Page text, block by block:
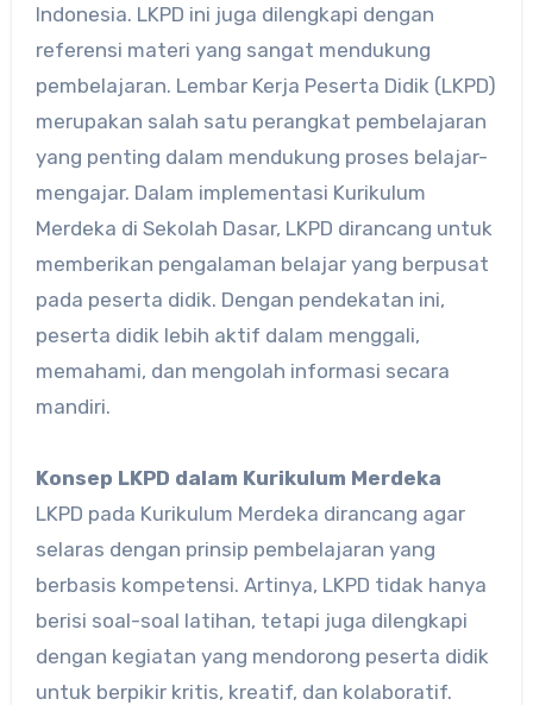
Indonesia. LKPD ini juga dilengkapi dengan
referensi materi yang sangat mendukung
pembelajaran. Lembar Kerja Peserta Didik (LKPD)
merupakan salah satu perangkat pembelajaran
yang penting dalam mendukung proses belajar-
mengajar. Dalam implementasi Kurikulum
Merdeka di Sekolah Dasar, LKPD dirancang untuk
memberikan pengalaman belajar yang berpusat
pada peserta didik. Dengan pendekatan ini,
peserta didik lebih aktif dalam menggali,
memahami, dan mengolah informasi secara
mandiri.
Konsep LKPD dalam Kurikulum Merdeka
LKPD pada Kurikulum Merdeka dirancang agar
selaras dengan prinsip pembelajaran yang
berbasis kompetensi. Artinya, LKPD tidak hanya
berisi soal-soal latihan, tetapi juga dilengkapi
dengan kegiatan yang mendorong peserta didik
untuk berpikir kritis, kreatif, dan kolaboratif.